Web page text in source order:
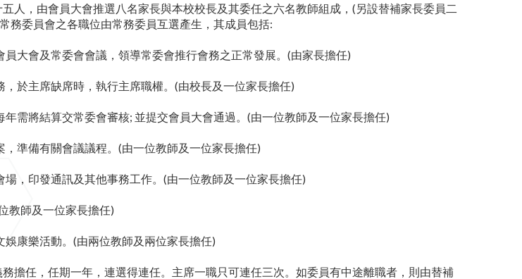
人，由會員大會推選八名家長與本校校長及其委任之六名教師組成，(另設替補家長委員二
務委員會之各職位由常務委員互選產生，其成員包括:
員大會及常委會會議，領導常委會推行會務之正常發展。(由家長擔任)
，於主席缺席時，執行主席職權。(由校長及一位家長擔任)
年需將結算交常委會審核; 並提交會員大會通過。(由一位教師及一位家長擔任)
，準備有關會議議程。(由一位教師及一位家長擔任)
場，印發通訊及其他事務工作。(由一位教師及一位家長擔任)
教師及一位家長擔任)
娛康樂活動。(由兩位教師及兩位家長擔任)
擔任，任期一年，連選得連任。主席一職只可連任三次。如委員有中途離職者，則由替補